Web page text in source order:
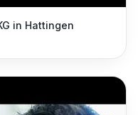
in Hattingen